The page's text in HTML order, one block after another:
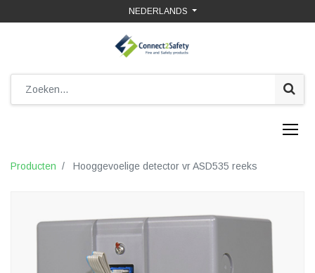
NEDERLANDS
Producten Hooggevoelige detector vr ASD535 reeks